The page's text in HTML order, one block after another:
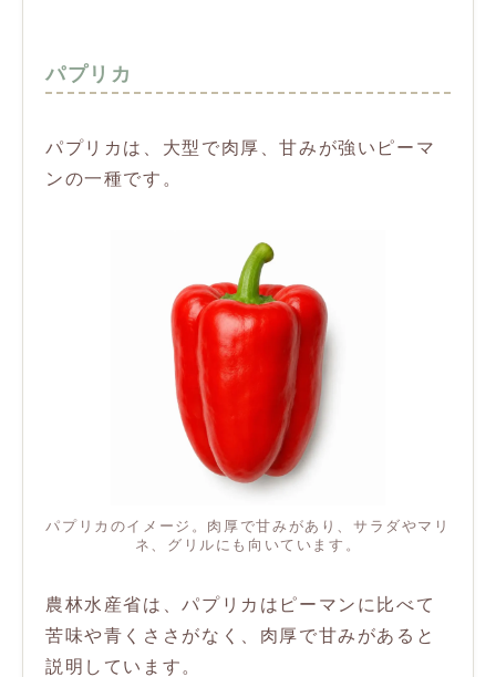
パプリカ
パプリカは、大型で肉厚、甘みが強いピーマ
ンの一種です。
パプリカのイメージ。肉厚で甘みがあり、サラダやマリ
ネ、グリルにも向いています。
農林水産省は、パプリカはピーマンに比べて
苦味や青くささがなく、肉厚で甘みがあると
説明しています。